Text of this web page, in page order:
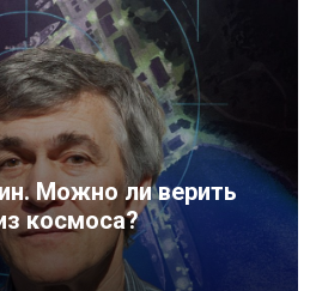
Можно ли верить
космоса?